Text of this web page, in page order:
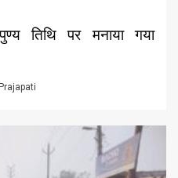
तिथि पर मनाया गया